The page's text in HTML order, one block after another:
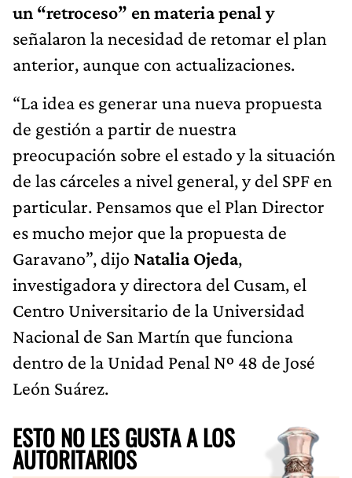
un “retroceso” en materia penal y
señalaron la necesidad de retomar el plan
anterior, aunque con actualizaciones.
“La idea es generar una nueva propuesta
de gestión a partir de nuestra
preocupación sobre el estado y la situación
de las cárceles a nivel general, y del SPF en
particular. Pensamos que el Plan Director
es mucho mejor que la propuesta de
Garavano”, dijo Natalia Ojeda,
investigadora y directora del Cusam, el
Centro Universitario de la Universidad
Nacional de San Martín que funciona
dentro de la Unidad Penal Nº 48 de José
León Suárez.
ESTO NO LES GUSTA A LOS
AUTORITARIOS